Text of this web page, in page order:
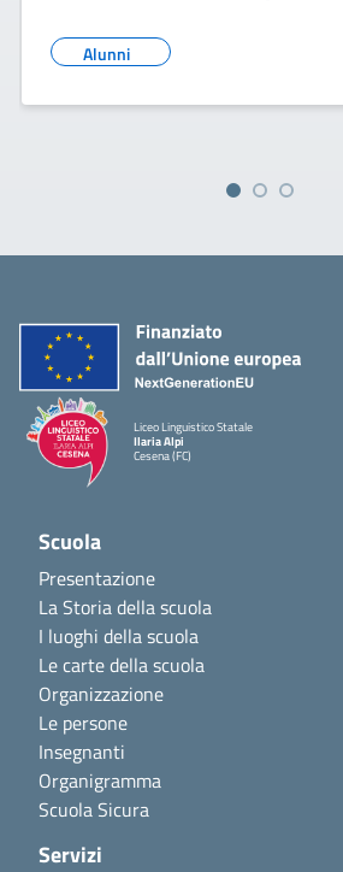
Alunni
Liceo Linguistico Statale
Ilaria Alpi
Cesena (FC)
Scuola
Presentazione
La Storia della scuola
I luoghi della scuola
Le carte della scuola
Organizzazione
Le persone
Insegnanti
Organigramma
Scuola Sicura
Servizi